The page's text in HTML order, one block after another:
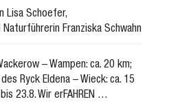
Lisa Schoefer,
Franziska Schwahn
– Wampen: ca. 20 km;
Ryck Eldena – Wieck: ca. 15
23.8. Wir erFAHREN …